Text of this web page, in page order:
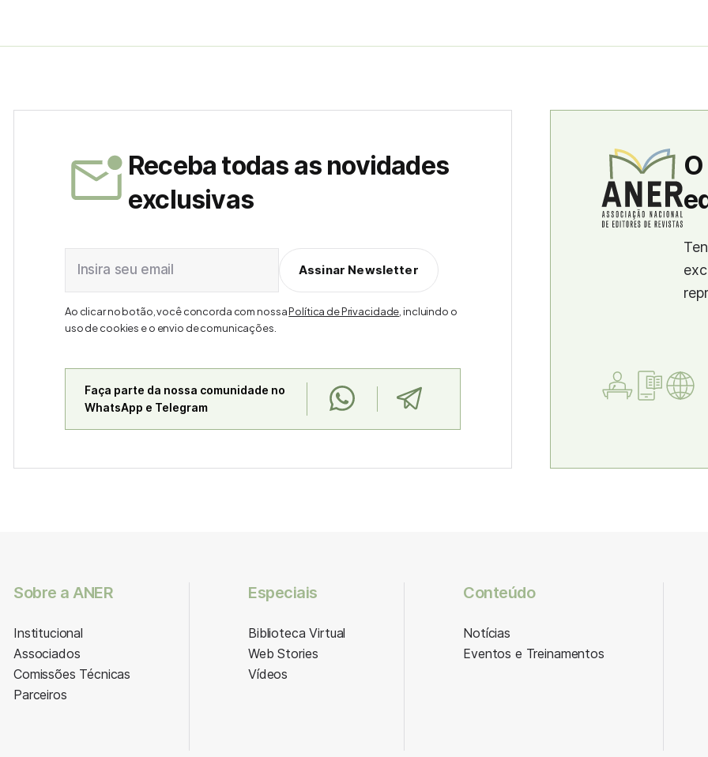
Receba todas as novidades
exclusivas
Insira seu email Assinar Newsletter
Ao clicar no botão, você concorda com nossaPolítica de Privacidade , incluindo o
uso de cookies e o envio de comunicações.
Faça parte da nossa comunidade no
WhatsApp e Telegram
Sobre a ANER
Institucional
Associados
Comissões Técnicas
Parceiros
Especiais
Biblioteca Virtual
Web Stories
Vídeos
Conteúdo
Notícias
Eventos e Treinamentos